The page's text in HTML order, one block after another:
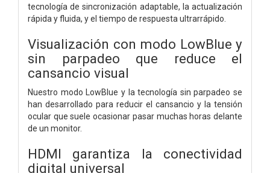
tecnología de sincronización adaptable, la actualización
rápida y fluida, y el tiempo de respuesta ultrarrápido.
Visualización con modo LowBlue y
sin parpadeo que reduce el
cansancio visual
Nuestro modo LowBlue y la tecnología sin parpadeo se
han desarrollado para reducir el cansancio y la tensión
ocular que suele ocasionar pasar muchas horas delante
de un monitor.
HDMI garantiza la conectividad
digital universal